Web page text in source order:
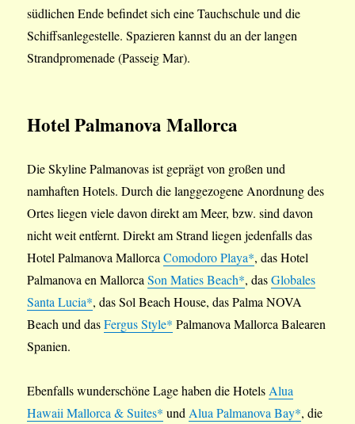
südlichen Ende befindet sich eine Tauchschule und die
Schiffsanlegestelle. Spazieren kannst du an der langen
Strandpromenade (Passeig Mar).
Hotel Palmanova Mallorca
Die Skyline Palmanovas ist geprägt von großen und
namhaften Hotels. Durch die langgezogene Anordnung des
Ortes liegen viele davon direkt am Meer, bzw. sind davon
nicht weit entfernt. Direkt am Strand liegen jedenfalls das
Hotel Palmanova MallorcaComodoro Playa*, das Hotel
Palmanova en MallorcaSon Maties Beach*, dasGlobales
Santa Lucia*, das Sol Beach House, das Palma NOVA
Beach und dasFergus Style* Palmanova Mallorca Balearen
Spanien.
Ebenfalls wunderschöne Lage haben die HotelsAlua
Hawaii Mallorca & Suites* undAlua Palmanova Bay*, die